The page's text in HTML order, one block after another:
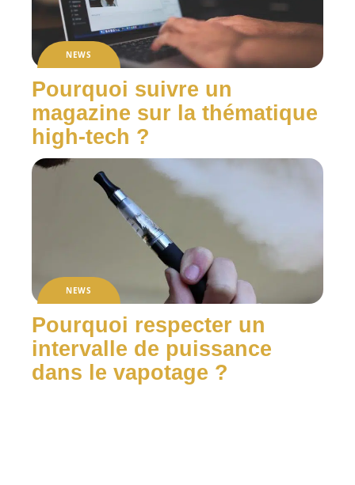
NEWS
Pourquoi suivre un
magazine sur la thématique
high-tech ?
NEWS
Pourquoi respecter un
intervalle de puissance
dans le vapotage ?